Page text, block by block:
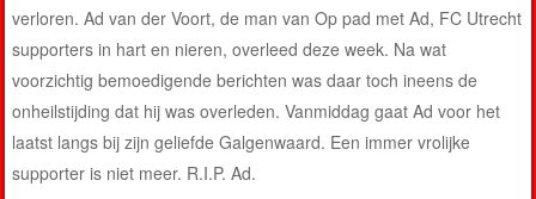
verloren. Ad van der Voort, de man van Op pad met Ad, FC Utrecht
supporters in hart en nieren, overleed deze week. Na wat
voorzichtig bemoedigende berichten was daar toch ineens de
onheilstijding dat hij was overleden. Vanmiddag gaat Ad voor het
laatst langs bij zijn geliefde Galgenwaard. Een immer vrolijke
supporter is niet meer. R.I.P. Ad.